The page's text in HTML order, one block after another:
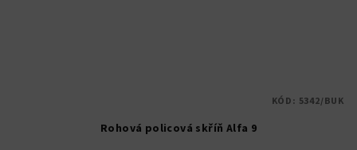
Rohová policová skříň Alfa 9
KÓD: 5342/BUK